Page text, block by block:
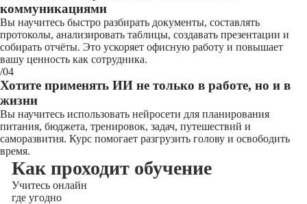
коммуникациями
Вы научитесь быстро разбирать документы, составлять
протоколы, анализировать таблицы, создавать презентации и
собирать отчёты. Это ускоряет офисную работу и повышает
вашу ценность как сотрудника.
/04
Хотите применять ИИ не только в работе, но и в
жизни
Вы научитесь использовать нейросети для планирования
питания, бюджета, тренировок, задач, путешествий и
саморазвития. Курс помогает разгрузить голову и освободить
время.
Как проходит обучение
Учитесь онлайн
где угодно